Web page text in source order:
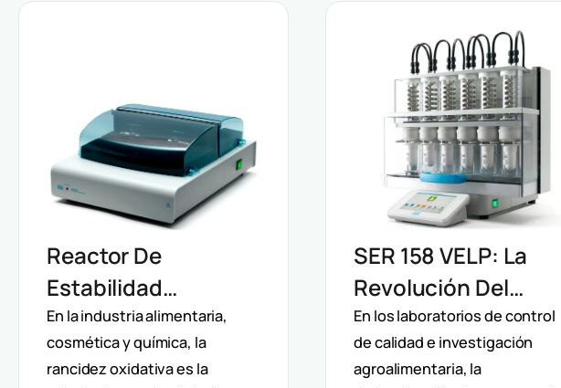
Reactor De
Estabilidad
Oxidativa OXITEST
VELP: Análisis
En la industria alimentaria,
cosmética y química, la
rancidez oxidativa es la
SER 158 VELP: La
Revolución Del
Extractor
Automático De
En los laboratorios de control
de calidad e investigación
agroalimentaria, la